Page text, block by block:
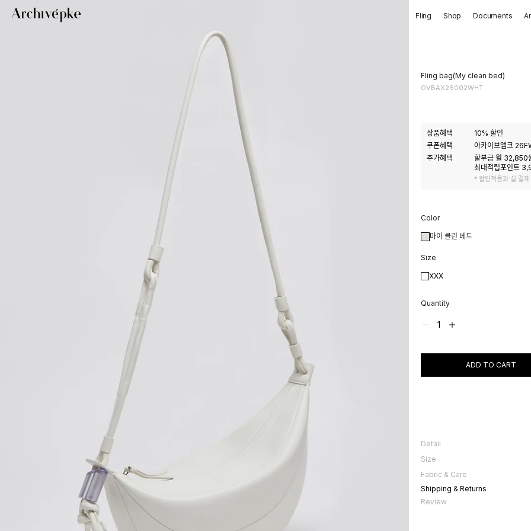
Fling Shop Documents
Fling bag(My clean bed)
OVBAX26002WHT
상품혜택 10% 할인
쿠폰혜택
아카이브앱크
추가혜택
할부금 월 32,850
최대적립포인트
* 할인적용과 실 결
Color
마이 클린 베드
Size
XXX
Quantity
ADD TO CART
Detail
아카이브앱크의 첫 시즌 시그니처 라
Size
Size
세로
가로
Fabric & Care
천연 가죽 제품으로 착용 및 보관시
Shipping & Returns
Review